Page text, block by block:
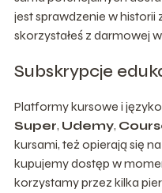
jest sprawdzenie w
skorzystałeś z darmowej
Subskrypcje
Platformy kursowe i
Super, Udemy,
kursami, też opierają się
kupujemy dostęp w
korzystamy przez kilka